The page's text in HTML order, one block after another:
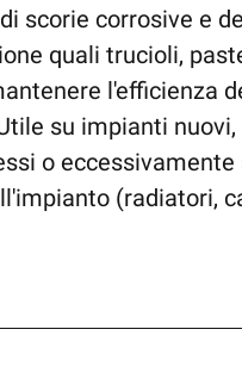
scorie corrosive e
quali trucioli,
l'efficienza
su impianti
o eccessivamente
(radiatori,